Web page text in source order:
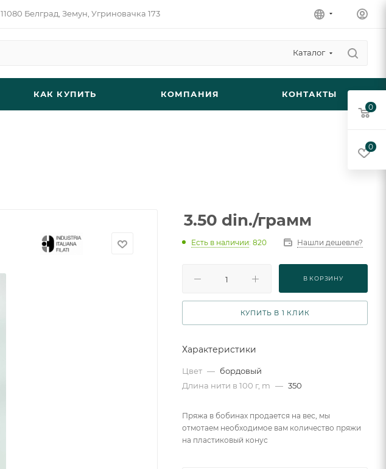
11080 Белград, Земун, Угриновачка 173
Каталог
КАК КУПИТЬ КОМПАНИЯ КОНТАКТЫ
3.50 din./грамм
Есть в наличии: 820 Нашли дешевле?
В КОРЗИНУ
КУПИТЬ В 1 КЛИК
Характеристики
Цвет — бордовый
Длина нити в 100 г, m — 350
Пряжа в бобинах продается на вес, мы
отмотаем необходимое вам количество пряжи
на пластиковый конус
0
0